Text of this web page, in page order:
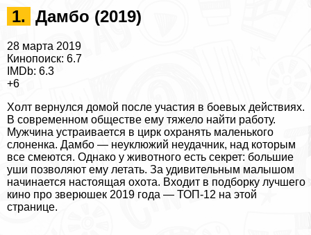
1. Дамбо (2019)
28 марта 2019
Кинопоиск: 6.7
IMDb: 6.3
+6
Холт вернулся домой после участия в боевых действиях.
В современном обществе ему тяжело найти работу.
Мужчина устраивается в цирк охранять маленького
слоненка. Дамбо — неуклюжий неудачник, над которым
все смеются. Однако у животного есть секрет: большие
уши позволяют ему летать. За удивительным малышом
начинается настоящая охота. Входит в подборку лучшего
кино про зверюшек 2019 года — ТОП-12 на этой
странице.